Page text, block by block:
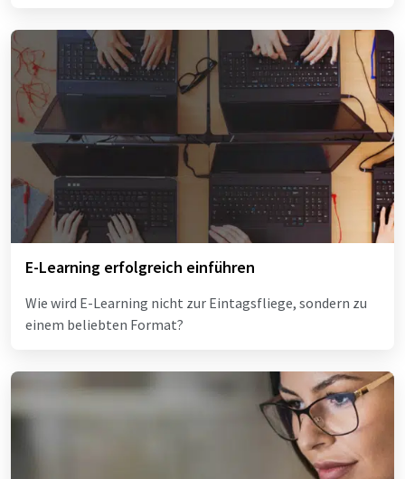
E-Learning erfolgreich einführen
Wie wird E-Learning nicht zur Eintagsfliege, sondern zu
einem beliebten Format?